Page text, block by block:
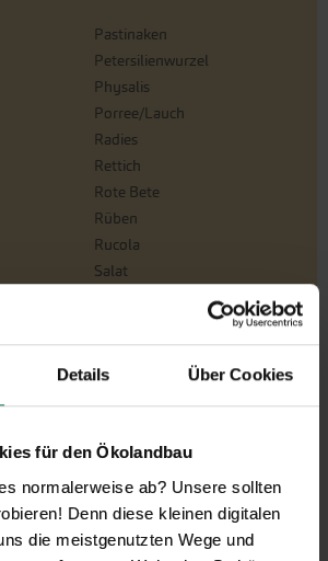
Details Über Cookies
für den Ökolandbau
normalerweise ab? Unsere sollten
Denn diese kleinen digitalen
die meistgenutzten Wege und
Pastinaken
Petersilienwurzel
Physalis
Porree/Lauch
Radies
Rettich
Rote Bete
Rüben
Rucola
Salat
Schwarz-/Haferwurzel
Spinat/Spinat-Ähnliche
Tomaten
Winterpostelein
Zucchini
Zwiebeln